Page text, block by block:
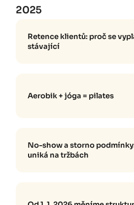
2025
Retence klientů: proč se
stávající
Aerobik + jóga = pilates
No-show a storno
uniká na tržbách